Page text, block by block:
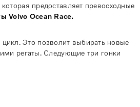
предоставляет превосходные
Volvo Ocean Race.
цикл. Это позволит выбирать новые
регаты. Следующие три гонки